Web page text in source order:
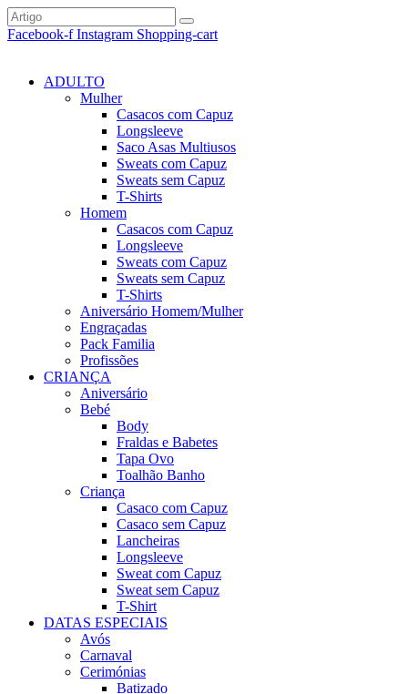
Facebook-f Instagram Shopping-cart
ADULTO
Mulher
Casacos com Capuz
Longsleeve
Saco Asas Multiusos
Sweats com Capuz
Sweats sem Capuz
T-Shirts
Homem
Casacos com Capuz
Longsleeve
Sweats com Capuz
Sweats sem Capuz
T-Shirts
Aniversário Homem/Mulher
Engraçadas
Pack Familia
Profissões
CRIANÇA
Aniversário
Bebé
Body
Fraldas e Babetes
Tapa Ovo
Toalhão Banho
Criança
Casaco com Capuz
Casaco sem Capuz
Lancheiras
Longsleeve
Sweat com Capuz
Sweat sem Capuz
T-Shirt
DATAS ESPECIAIS
Avós
Carnaval
Cerimónias
Batizado